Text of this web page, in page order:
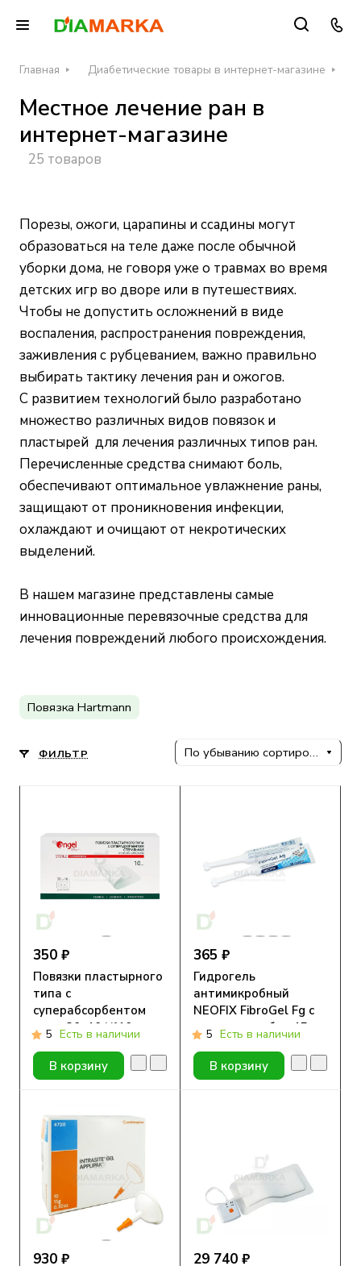
Главная Диабетические товары в интернет-магазине
Местное лечение ран в
интернет-магазине
25 товаров
Порезы, ожоги, царапины и ссадины могут
образоваться на теле даже после обычной
уборки дома, не говоря уже о травмах во время
детских игр во дворе или в путешествиях.
Чтобы не допустить осложнений в виде
воспаления, распространения повреждения,
заживления с рубцеванием, важно правильно
выбирать тактику лечения ран и ожогов.
С развитием технологий было разработано
множество различных видов повязок и
пластырей для лечения различных типов ран.
Перечисленные средства снимают боль,
обеспечивают оптимальное увлажнение раны,
защищают от проникновения инфекции,
охлаждают и очищают от некротических
выделений.
В нашем магазине представлены самые
инновационные перевязочные средства для
лечения повреждений любого происхождения.
Повязка Hartmann
ФИЛЬТР По убыванию сортировки
350 ₽
Повязки пластырного
типа с
суперабсорбентом
стер. 20х10 №10
5 Есть в наличии
В корзину
365 ₽
Гидрогель
антимикробный
NEOFIX FibroGel Fg с
ионами серебра 15г
5 Есть в наличии
В корзину
930 ₽ 29 740 ₽